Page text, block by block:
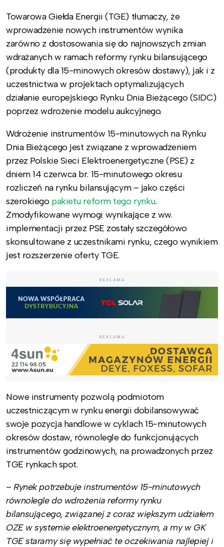
Towarowa Giełda Energii (TGE) tłumaczy, że
wprowadzenie nowych instrumentów wynika
zarówno z dostosowania się do najnowszych zmian
wdrażanych w ramach reformy rynku bilansującego
(produkty dla 15-minowych okresów dostawy), jak i z
uczestnictwa w projektach optymalizujących
działanie europejskiego Rynku Dnia Bieżącego (SIDC)
poprzez wdrożenie modelu aukcyjnego.
Wdrożenie instrumentów 15-minutowych na Rynku
Dnia Bieżącego jest związane z wprowadzeniem
przez Polskie Sieci Elektroenergetyczne (PSE) z
dniem 14 czerwca br. 15-minutowego okresu
rozliczeń na rynku bilansującym – jako części
szerokiego pakietu reform tego rynku.
Zmodyfikowane wymogi wynikające z ww.
implementacji przez PSE zostały szczegółowo
skonsultowane z uczestnikami rynku, czego wynikiem
jest rozszerzenie oferty TGE.
REKLAMA
REKLAMA
Nowe instrumenty pozwolą podmiotom
uczestniczącym w rynku energii dobilansowywać
swoje pozycja handlowe w cyklach 15-minutowych
okresów dostaw, równolegle do funkcjonujących
instrumentów godzinowych, na prowadzonych przez
TGE rynkach spot.
–Rynek potrzebuje instrumentów 15-minutowych
równolegle do wdrożenia reformy rynku
bilansującego, związanej z coraz większym udziałem
OZE w systemie elektroenergetycznym, a my w GK
TGE staramy się wypełniać te oczekiwania najlepiej i